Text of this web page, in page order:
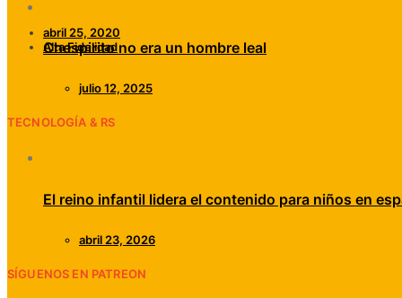
Chespirito no era un hombre leal
julio 12, 2025
TECNOLOGÍA & RS
El reino infantil lidera el contenido para niños en
abril 23, 2026
SÍGUENOS EN PATREON
abril 25, 2020
Alta Fidelidad